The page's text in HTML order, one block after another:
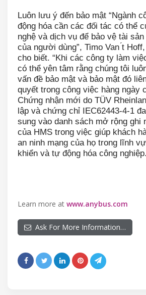
Luôn lưu ý đến bảo mật “Ngành
động hóa cần các đối tác có thể
nghệ và dịch vụ để bảo vệ tài
của người dùng”, Timo Van ́t
cho biết. “Khi các công ty làm
có thể yên tâm rằng chúng tôi
vấn đề bảo mật và bảo mật đó
quyết trong công việc hàng ngày
Chứng nhận mới do TÜV
lập và chứng chỉ IEC62443-4-1
sung vào danh sách mở rộng ghi
của HMS trong việc giúp khách
an ninh mạng của họ trong lĩnh
khiển và tự động hóa công nghiệp.
Learn more at www.anybus.com
Ask For More Information…